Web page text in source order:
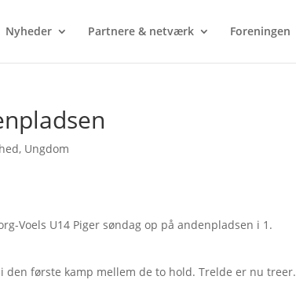
Nyheder Partnere & netværk Foreningen
, Ungdom
Voels U14 Piger søndag op på andenpladsen i 1.
første kamp mellem de to hold. Trelde er nu treer.